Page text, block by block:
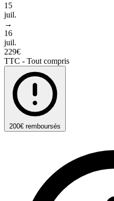
15
juil.
→
16
juil.
229€
TTC - Tout compris
200€ remboursés